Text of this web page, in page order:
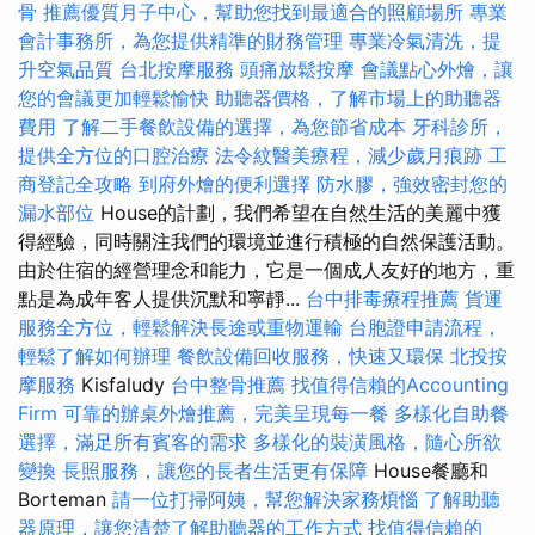
骨 推薦優質月子中心，幫助您找到最適合的照顧場所 專業
會計事務所，為您提供精準的財務管理 專業冷氣清洗，提
升空氣品質 台北按摩服務 頭痛放鬆按摩 會議點心外燴，讓
您的會議更加輕鬆愉快 助聽器價格，了解市場上的助聽器
費用 了解二手餐飲設備的選擇，為您節省成本 牙科診所，
提供全方位的口腔治療 法令紋醫美療程，減少歲月痕跡 工
商登記全攻略 到府外燴的便利選擇 防水膠，強效密封您的
漏水部位 House的計劃，我們希望在自然生活的美麗中獲
得經驗，同時關注我們的環境並進行積極的自然保護活動。
由於住宿的經營理念和能力，它是一個成人友好的地方，重
點是為成年客人提供沉默和寧靜... 台中排毒療程推薦 貨運
服務全方位，輕鬆解決長途或重物運輸 台胞證申請流程，
輕鬆了解如何辦理 餐飲設備回收服務，快速又環保 北投按
摩服務 Kisfaludy 台中整骨推薦 找值得信賴的Accounting
Firm 可靠的辦桌外燴推薦，完美呈現每一餐 多樣化自助餐
選擇，滿足所有賓客的需求 多樣化的裝潢風格，隨心所欲
變換 長照服務，讓您的長者生活更有保障 House餐廳和
Borteman 請一位打掃阿姨，幫您解決家務煩惱 了解助聽
器原理，讓您清楚了解助聽器的工作方式 找值得信賴的